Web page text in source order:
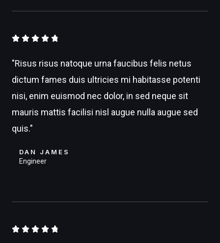
    
8
/
5
"Risus risus natoque urna faucibus felis netus
dictum fames duis ultricies mi habitasse potenti
nisi, enim euismod nec dolor, in sed neque sit
mauris mattis facilisi nisl augue nulla augue sed
quis."
DAN JAMES
Engineer
    